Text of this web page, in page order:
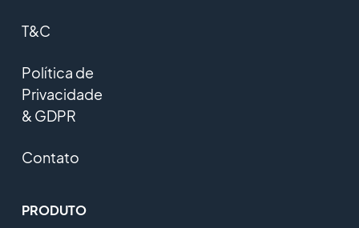
T&C
Política de
Privacidade
& GDPR
Contato
PRODUTO